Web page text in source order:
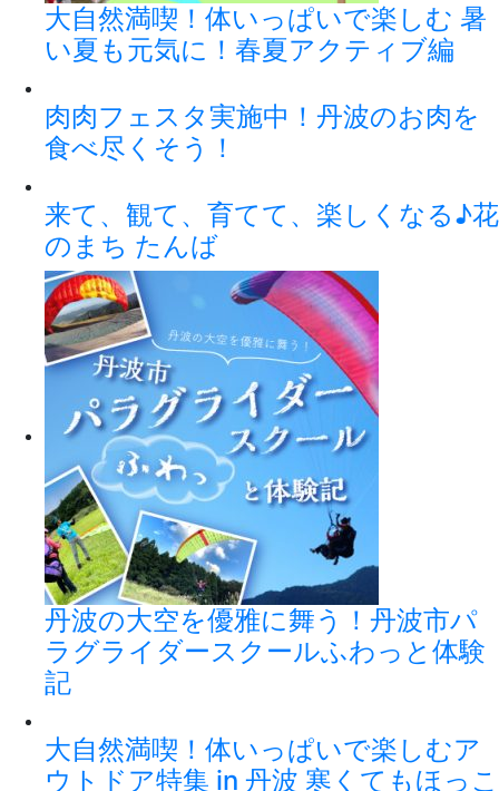
大自然満喫！体いっぱいで楽しむ 暑
い夏も元気に！春夏アクティブ編
肉肉フェスタ実施中！丹波のお肉を
食べ尽くそう！
来て、観て、育てて、楽しくなる♪花
のまち たんば
丹波の大空を優雅に舞う！丹波市パ
ラグライダースクールふわっと体験
記
大自然満喫！体いっぱいで楽しむア
ウトドア特集 in 丹波 寒くてもほっこ